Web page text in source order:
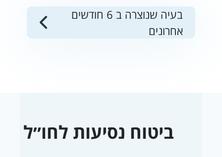
בעיה שנוצרה ב 6 חודשים
אחרונים
ביטוח נסיעות לחו״ל